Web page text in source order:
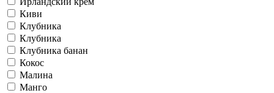
Киви
Клубника
Клубника
Клубника банан
Кокос
Малина
Манго